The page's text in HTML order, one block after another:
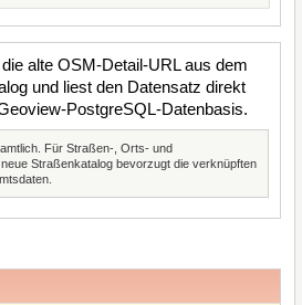
alte OSM-Detail-URL aus dem
und liest den Datensatz direkt
PostgreSQL-Datenbasis.
Für Straßen-, Orts- und
Straßenkatalog bevorzugt die verknüpften